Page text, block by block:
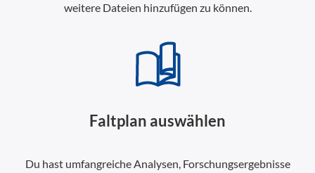
weitere Dateien hinzufügen zu können.
Faltplan auswählen
Du hast umfangreiche Analysen, Forschungsergebnisse